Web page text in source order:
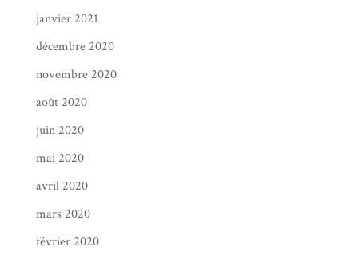
janvier 2021
décembre 2020
novembre 2020
août 2020
juin 2020
mai 2020
avril 2020
mars 2020
février 2020